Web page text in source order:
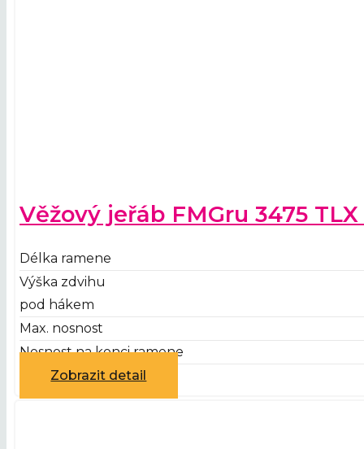
Věžový jeřáb FMGru 3475 TLX
Délka ramene
Výška zdvihu
pod hákem
Max. nosnost
Nosnost na konci ramene
Zobrazit detail